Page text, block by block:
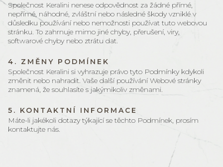
Společnost Keralini nenese odpovědnost za žádné přímé,
nepřímé, náhodné, zvláštní nebo následné škody vzniklé v
důsledku používání nebo nemožnosti používat tuto webovou
stránku. To zahrnuje mimo jiné chyby, přerušení, viry,
softwarové chyby nebo ztrátu dat.
4. ZMĚNY PODMÍNEK
Společnost Keralini si vyhrazuje právo tyto Podmínky kdykoli
změnit nebo nahradit. Vaše další používání Webové stránky
znamená, že souhlasíte s jakýmikoliv změnami.
5. KONTAKTNÍ INFORMACE
Máte-li jakékoli dotazy týkající se těchto Podmínek, prosím
kontaktujte nás.